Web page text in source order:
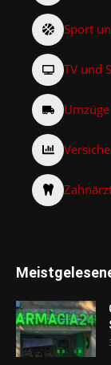
Sport
TV und